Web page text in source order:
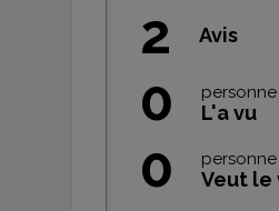
2 Avis
0 personne
L'a vu
0 personne
Veut le